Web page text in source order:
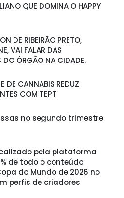
QUE DOMINA O HAPPY
DE RIBEIRÃO PRETO,
VAI FALAR DAS
DO ÓRGÃO NA CIDADE.
DE CANNABIS REDUZ
COM TEPT
no segundo trimestre
pela plataforma
de todo o conteúdo
do Mundo de 2026 no
perfis de criadores